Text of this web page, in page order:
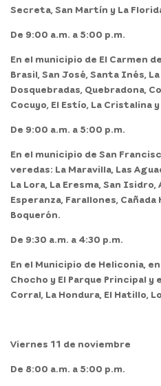
Secreta, San Martín y La
De 9:00 a.m. a 5:00 p.m.
En el municipio de El Carmen
Brasil, San José, Santa Inés,
Dosquebradas, Quebradona,
Cocuyo, El Estío, La Cristalina
De 9:00 a.m. a 5:00 p.m.
En el municipio de San
veredas: La Maravilla, Las
La Lora, La Eresma, San Isidro,
Esperanza, Farallones, Cañada
Boquerón.
De 9:30 a.m. a 4:30 p.m.
En el Municipio de Heliconia,
Chocho y El Parque Principal y
Corral, La Hondura, El Hatillo,
Viernes 11 de noviembre
De 8:00 a.m. a 5:00 p.m.